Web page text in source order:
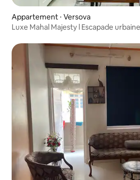
Appartement ⋅ Versova
Luxe Mahal Majesty l Escapade